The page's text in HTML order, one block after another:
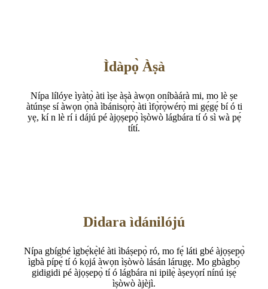
Ìdàpọ̀ Àṣà
Nípa lílóye ìyàtọ̀ àti ìṣe àṣà àwọn oníbàárà mi, mo lè ṣe
àtúnṣe sí àwọn ọ̀nà ìbánisọ̀rọ̀ àti ìfọ̀rọ̀wérọ̀ mi gẹ́gẹ́ bí ó ti
yẹ, kí n lè rí i dájú pé àjọṣepọ̀ ìṣòwò lágbára tí ó sì wà pẹ́
títí.
Didara ìdánilójú
Nípa gbígbé ìgbẹ́kẹ̀lé àti ìbáṣepọ̀ ró, mo fẹ́ láti gbé àjọṣepọ̀
ìgbà pípẹ́ tí ó kọjá àwọn ìṣòwò lásán lárugẹ. Mo gbàgbọ́
gidigidi pé àjọṣepọ̀ tí ó lágbára ni ipilẹ̀ àṣeyọrí nínú iṣẹ́
ìṣòwò àjèjì.